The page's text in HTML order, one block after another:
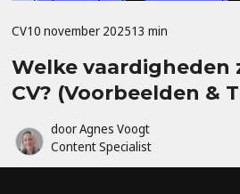
Welke vaardigheden
CV? (Voorbeelden &
CV10 november 202513 min
doorAgnes Voogt
Content Specialist